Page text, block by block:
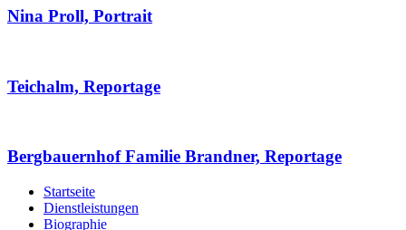
Nina Proll, Portrait
Teichalm, Reportage
Bergbauernhof Familie Brandner, Reportage
Startseite
Dienstleistungen
Biographie